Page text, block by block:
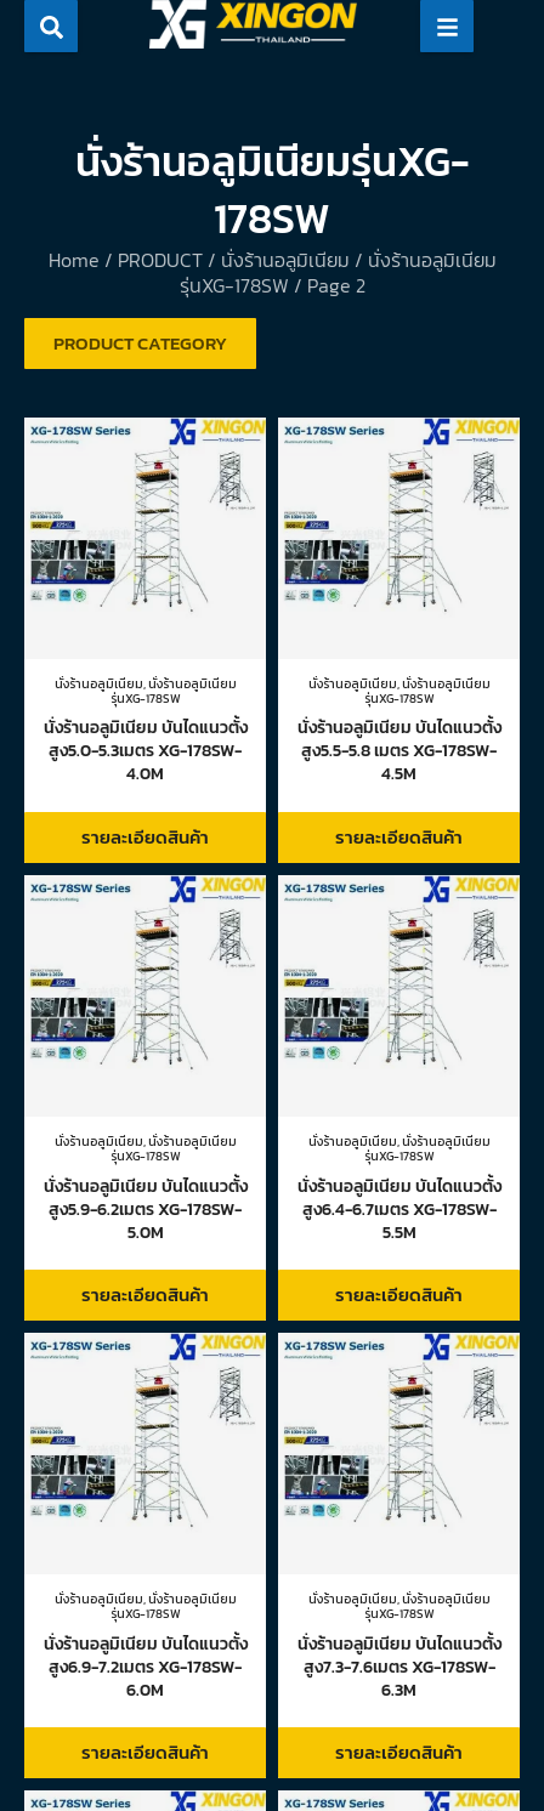
Skip
นั่งร้านอลูมิเนียมรุ่นXG-
178SW
Home / PRODUCT/ นั่งร้านอลูมิเนียม / นั่งร้านอลูมิเนียม
รุ่นXG-178SW / Page 2
PRODUCT CATEGORY
นั่งร้านอลูมิเนียม,นั่งร้านอลูมิเนียม
รุ่นXG-178SW
นั่งร้านอลูมิเนียม บันไดแนวตั้ง
สูง5.0-5.3เมตร XG-178SW-
4.0M
รายละเอียดสินค้า
นั่งร้านอลูมิเนียม,นั่งร้านอลูมิเนียม
รุ่นXG-178SW
นั่งร้านอลูมิเนียม บันไดแนวตั้ง
สูง5.5-5.8 เมตร XG-178SW-
4.5M
รายละเอียดสินค้า
นั่งร้านอลูมิเนียม,นั่งร้านอลูมิเนียม
รุ่นXG-178SW
นั่งร้านอลูมิเนียม บันไดแนวตั้ง
สูง5.9-6.2เมตร XG-178SW-
5.0M
รายละเอียดสินค้า
นั่งร้านอลูมิเนียม,นั่งร้านอลูมิเนียม
รุ่นXG-178SW
นั่งร้านอลูมิเนียม บันไดแนวตั้ง
สูง6.4-6.7เมตร XG-178SW-
5.5M
รายละเอียดสินค้า
นั่งร้านอลูมิเนียม,นั่งร้านอลูมิเนียม
รุ่นXG-178SW
นั่งร้านอลูมิเนียม บันไดแนวตั้ง
สูง6.9-7.2เมตร XG-178SW-
6.0M
รายละเอียดสินค้า
นั่งร้านอลูมิเนียม,นั่งร้านอลูมิเนียม
รุ่นXG-178SW
นั่งร้านอลูมิเนียม บันไดแนวตั้ง
สูง7.3-7.6เมตร XG-178SW-
6.3M
รายละเอียดสินค้า